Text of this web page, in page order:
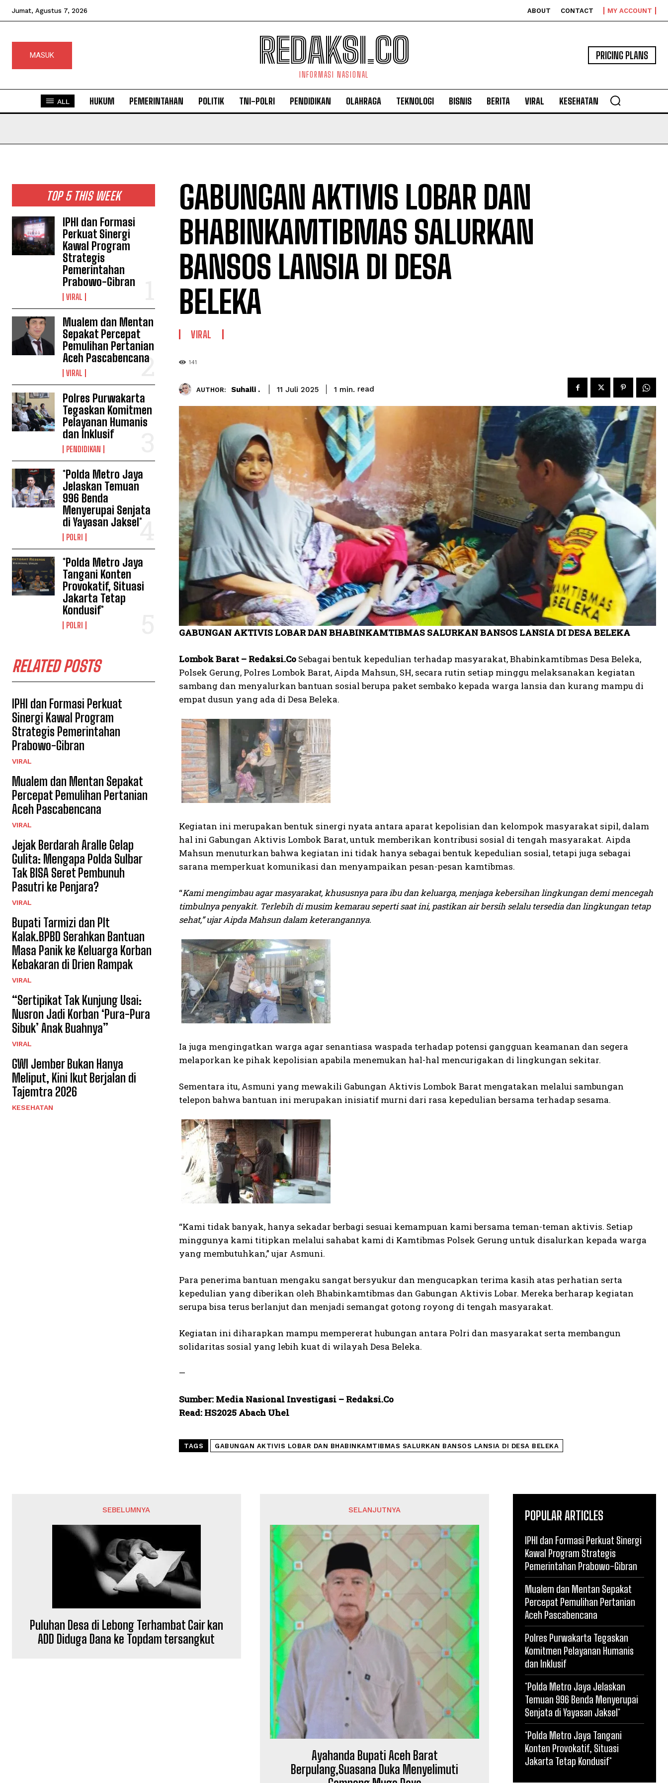
Jumat, Agustus 7, 2026 ABOUT CONTACT MY ACCOUNT
MASUK REDAKSI.CO
INFORMASI NASIONAL
PRICING PLANS
ALL HUKUM PEMERINTAHAN POLITIK TNI-POLRI PENDIDIKAN OLAHRAGA TEKNOLOGI BISNIS BERITA VIRAL KESEHATAN
TOP 5 THIS WEEK
IPHI dan Formasi
Perkuat Sinergi
Kawal Program
Strategis
Pemerintahan
Prabowo-Gibran
VIRAL
Mualem dan Mentan
Sepakat Percepat
Pemulihan Pertanian
Aceh Pascabencana
VIRAL
Polres Purwakarta
Tegaskan Komitmen
Pelayanan Humanis
dan Inklusif
PENDIDIKAN
*Polda Metro Jaya
Jelaskan Temuan
996 Benda
Menyerupai Senjata
di Yayasan Jaksel*
POLRI
*Polda Metro Jaya
Tangani Konten
Provokatif, Situasi
Jakarta Tetap
Kondusif*
POLRI
RELATED POSTS
IPHI dan Formasi Perkuat
Sinergi Kawal Program
Strategis Pemerintahan
Prabowo-Gibran
VIRAL
Mualem dan Mentan Sepakat
Percepat Pemulihan Pertanian
Aceh Pascabencana
VIRAL
Jejak Berdarah Aralle Gelap
Gulita: Mengapa Polda Sulbar
Tak BISA Seret Pembunuh
Pasutri ke Penjara?
VIRAL
Bupati Tarmizi dan Plt
Kalak.BPBD Serahkan Bantuan
Masa Panik ke Keluarga Korban
Kebakaran di Drien Rampak
VIRAL
“Sertipikat Tak Kunjung Usai:
Nusron Jadi Korban ‘Pura-Pura
Sibuk’ Anak Buahnya”
VIRAL
GWI Jember Bukan Hanya
Meliput, Kini Ikut Berjalan di
Tajemtra 2026
KESEHATAN
GABUNGAN AKTIVIS LOBAR DAN
BHABINKAMTIBMAS SALURKAN
BANSOS LANSIA DI DESA
BELEKA
VIRAL
141
AUTHOR: Suhaili . 11 Juli 2025 1 min. read
GABUNGAN AKTIVIS LOBAR DAN BHABINKAMTIBMAS SALURKAN BANSOS LANSIA DI DESA BELEKA
Lombok Barat – Redaksi.Co Sebagai bentuk kepedulian terhadap masyarakat, Bhabinkamtibmas Desa Beleka,
Polsek Gerung, Polres Lombok Barat, Aipda Mahsun, SH, secara rutin setiap minggu melaksanakan kegiatan
sambang dan menyalurkan bantuan sosial berupa paket sembako kepada warga lansia dan kurang mampu di
empat dusun yang ada di Desa Beleka.
Kegiatan ini merupakan bentuk sinergi nyata antara aparat kepolisian dan kelompok masyarakat sipil, dalam
hal ini Gabungan Aktivis Lombok Barat, untuk memberikan kontribusi sosial di tengah masyarakat. Aipda
Mahsun menuturkan bahwa kegiatan ini tidak hanya sebagai bentuk kepedulian sosial, tetapi juga sebagai
sarana memperkuat komunikasi dan menyampaikan pesan-pesan kamtibmas.
“Kami mengimbau agar masyarakat, khususnya para ibu dan keluarga, menjaga kebersihan lingkungan demi mencegah
timbulnya penyakit. Terlebih di musim kemarau seperti saat ini, pastikan air bersih selalu tersedia dan lingkungan tetap
sehat,” ujar Aipda Mahsun dalam keterangannya.
Ia juga mengingatkan warga agar senantiasa waspada terhadap potensi gangguan keamanan dan segera
melaporkan ke pihak kepolisian apabila menemukan hal-hal mencurigakan di lingkungan sekitar.
Sementara itu, Asmuni yang mewakili Gabungan Aktivis Lombok Barat mengatakan melalui sambungan
telepon bahwa bantuan ini merupakan inisiatif murni dari rasa kepedulian bersama terhadap sesama.
“Kami tidak banyak, hanya sekadar berbagi sesuai kemampuan kami bersama teman-teman aktivis. Setiap
minggunya kami titipkan melalui sahabat kami di Kamtibmas Polsek Gerung untuk disalurkan kepada warga
yang membutuhkan,” ujar Asmuni.
Para penerima bantuan mengaku sangat bersyukur dan mengucapkan terima kasih atas perhatian serta
kepedulian yang diberikan oleh Bhabinkamtibmas dan Gabungan Aktivis Lobar. Mereka berharap kegiatan
serupa bisa terus berlanjut dan menjadi semangat gotong royong di tengah masyarakat.
Kegiatan ini diharapkan mampu mempererat hubungan antara Polri dan masyarakat serta membangun
solidaritas sosial yang lebih kuat di wilayah Desa Beleka.
—
Sumber: Media Nasional Investigasi – Redaksi.Co
Read: HS2025 Abach Uhel
TAGS GABUNGAN AKTIVIS LOBAR DAN BHABINKAMTIBMAS SALURKAN BANSOS LANSIA DI DESA BELEKA
SEBELUMNYA
Puluhan Desa di Lebong Terhambat Cair kan
ADD Diduga Dana ke Topdam tersangkut
SELANJUTNYA
Ayahanda Bupati Aceh Barat
Berpulang,Suasana Duka Menyelimuti
POPULAR ARTICLES
IPHI dan Formasi Perkuat Sinergi
Kawal Program Strategis
Pemerintahan Prabowo-Gibran
Mualem dan Mentan Sepakat
Percepat Pemulihan Pertanian
Aceh Pascabencana
Polres Purwakarta Tegaskan
Komitmen Pelayanan Humanis
dan Inklusif
*Polda Metro Jaya Jelaskan
Temuan 996 Benda Menyerupai
Senjata di Yayasan Jaksel*
*Polda Metro Jaya Tangani
Konten Provokatif, Situasi
Jakarta Tetap Kondusif*